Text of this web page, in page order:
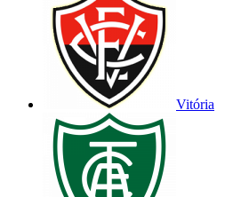
Vitória